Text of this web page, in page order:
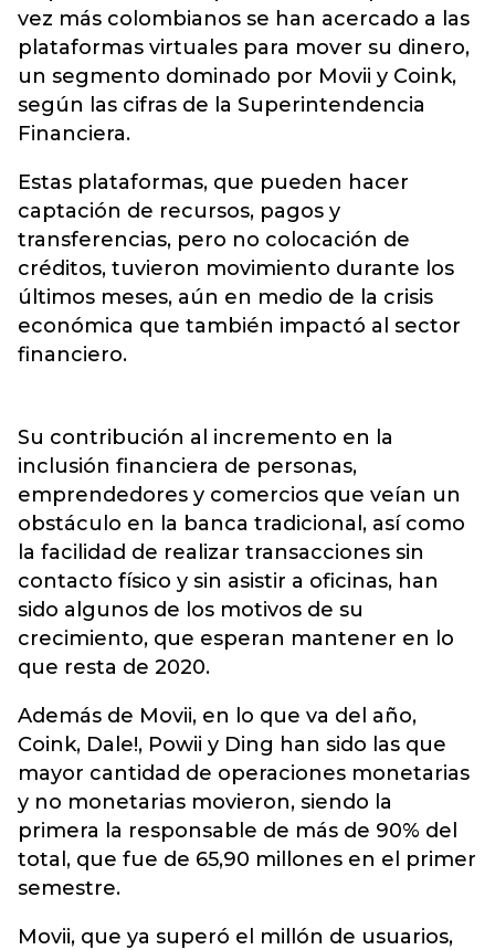
vez más colombianos se han acercado a las
plataformas virtuales para mover su dinero,
un segmento dominado por Movii y Coink,
según las cifras de la Superintendencia
Financiera.
Estas plataformas, que pueden hacer
captación de recursos, pagos y
transferencias, pero no colocación de
créditos, tuvieron movimiento durante los
últimos meses, aún en medio de la crisis
económica que también impactó al sector
financiero.
Su contribución al incremento en la
inclusión financiera de personas,
emprendedores y comercios que veían un
obstáculo en la banca tradicional, así como
la facilidad de realizar transacciones sin
contacto físico y sin asistir a oficinas, han
sido algunos de los motivos de su
crecimiento, que esperan mantener en lo
que resta de 2020.
Además de Movii, en lo que va del año,
Coink, Dale!, Powii y Ding han sido las que
mayor cantidad de operaciones monetarias
y no monetarias movieron, siendo la
primera la responsable de más de 90% del
total, que fue de 65,90 millones en el primer
semestre.
Movii, que ya superó el millón de usuarios,